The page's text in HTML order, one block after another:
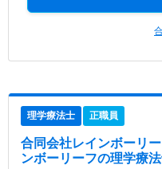
理学療法士 正職員
合同会社レインボーリ
ンボーリーフの理学療